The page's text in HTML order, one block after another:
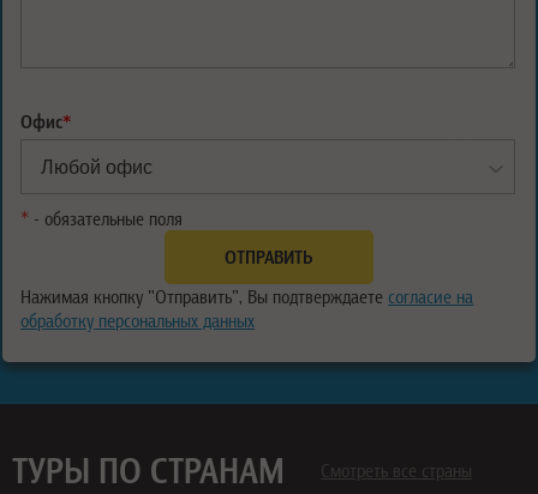
Офис*
* - обязательные поля
Нажимая кнопку "Отправить", Вы подтверждаете согласие на
обработку персональных данных
ТУРЫ ПО СТРАНАМ Смотреть все страны